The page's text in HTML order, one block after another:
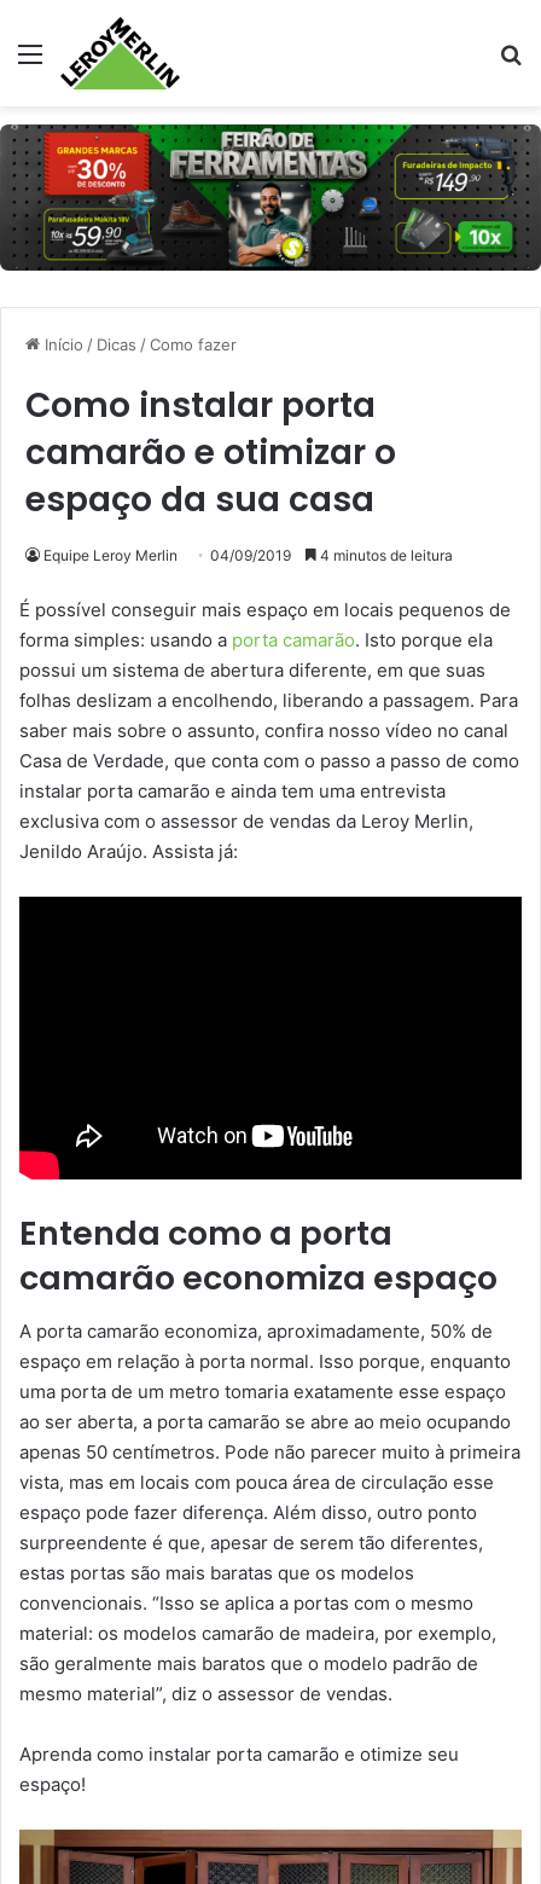
Menu
Início / Dicas /Como fazer
Como instalar porta
camarão e otimizar o
espaço da sua casa
Equipe Leroy Merlin 04/09/2019 4 minutos de leitura
É possível conseguir mais espaço em locais pequenos de
forma simples: usando a porta camarão. Isto porque ela
possui um sistema de abertura diferente, em que suas
folhas deslizam a encolhendo, liberando a passagem. Para
saber mais sobre o assunto, confira nosso vídeo no canal
Casa de Verdade, que conta com o passo a passo de como
instalar porta camarão e ainda tem uma entrevista
exclusiva com o assessor de vendas da Leroy Merlin,
Jenildo Araújo. Assista já:
Entenda como a porta
camarão economiza espaço
A porta camarão economiza, aproximadamente, 50% de
espaço em relação à porta normal. Isso porque, enquanto
uma porta de um metro tomaria exatamente esse espaço
ao ser aberta, a porta camarão se abre ao meio ocupando
apenas 50 centímetros. Pode não parecer muito à primeira
vista, mas em locais com pouca área de circulação esse
espaço pode fazer diferença. Além disso, outro ponto
surpreendente é que, apesar de serem tão diferentes,
estas portas são mais baratas que os modelos
convencionais. “Isso se aplica a portas com o mesmo
material: os modelos camarão de madeira, por exemplo,
são geralmente mais baratos que o modelo padrão de
mesmo material”, diz o assessor de vendas.
Aprenda como instalar porta camarão e otimize seu
espaço!